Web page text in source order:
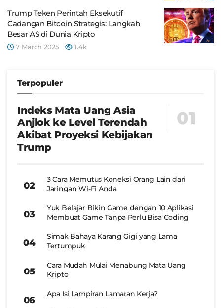
Trump Teken Perintah Eksekutif
Cadangan Bitcoin Strategis: Langkah
Besar AS di Dunia Kripto
7 March 2025 1.4k
Terpopuler
Indeks Mata Uang Asia
Anjlok ke Level Terendah
Akibat Proyeksi Kebijakan
Trump
3 Cara Memutus Koneksi Orang Lain dari
Jaringan Wi-Fi Anda
Yuk Belajar Bikin Game dengan 10 Aplikasi
Membuat Game Tanpa Perlu Bisa Coding
Simak Bahaya Karang Gigi yang Lama
Tertumpuk
Cara Mudah Mulai Menabung Mata Uang
Kripto
Apa Isi Lampiran Lamaran Kerja?